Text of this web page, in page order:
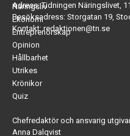
Adress: Tidningen Näringslivet,
Besöksadress: Storgatan 19,
Kontakt: redaktionen@tn.se
Näringsliv
Ekonomi
Entreprenörskap
Opinion
Hållbarhet
Utrikes
Krönikor
Quiz
Chefredaktör och ansvarig
Anna Dalqvist